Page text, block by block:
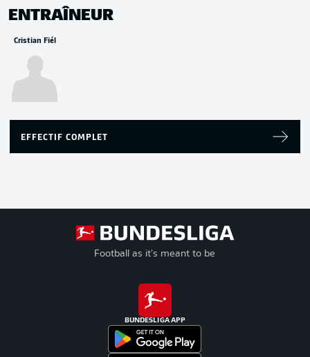
ENTRAÎNEUR
Cristian Fiél
EFFECTIF COMPLET
Football as it's meant to be
BUNDESLIGA APP